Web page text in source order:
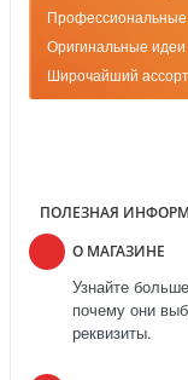
Оригинальные идеи
Широчайший
ПОЛЕЗНАЯ
О МАГАЗИНЕ
Узнайте
почему они
реквизиты.